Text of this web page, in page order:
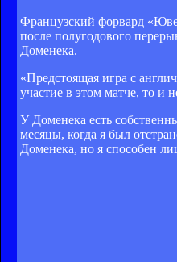
Французский форвард
после полугодового
Доменека.
«Предстоящая игра с
участие в этом матче, то и
У Доменека есть
месяцы, когда я был
Доменека, но я способен